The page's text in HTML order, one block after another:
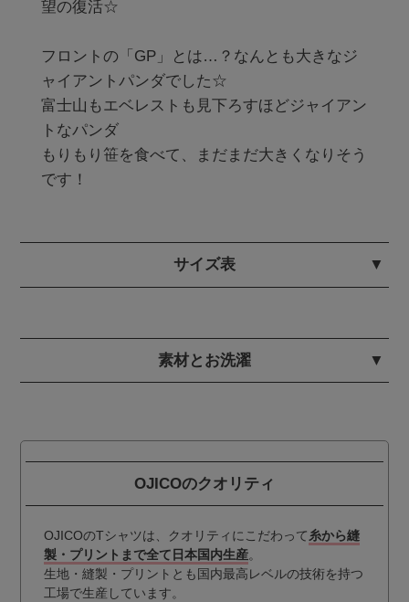
望の復活☆
フロントの「GP」とは…？なんとも大きなジ
ャイアントパンダでした☆
富士山もエベレストも見下ろすほどジャイアン
トなパンダ
もりもり笹を食べて、まだまだ大きくなりそう
です！
サイズ表
素材とお洗濯
OJICOのクオリティ
OJICOのTシャツは、クオリティにこだわって糸から縫
製・プリントまで全て日本国内生産。
生地・縫製・プリントとも国内最高レベルの技術を持つ
工場で生産しています。